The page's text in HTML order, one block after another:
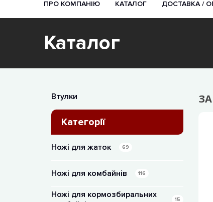
ПРО КОМПАНІЮ КАТАЛОГ ДОСТАВКА /
Каталог
Втулки
Категорії
Ножі для жаток 69
Ножі для комбайнів 116
Ножі для кормозбиральних
15